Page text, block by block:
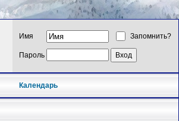
Имя Запомнить?
Пароль
Календарь